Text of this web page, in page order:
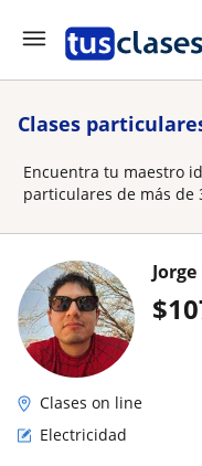
Clases
Encuentra tu maestro
particulares de más de
$
Clases on line
Electricidad